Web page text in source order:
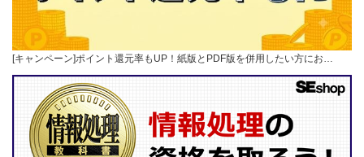
[キャンペーン]ポイント還元率もUP！紙版とPDF版を併用したい方にお…